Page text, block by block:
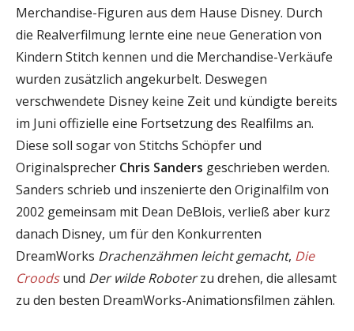
Merchandise-Figuren aus dem Hause Disney. Durch
die Realverfilmung lernte eine neue Generation von
Kindern Stitch kennen und die Merchandise-Verkäufe
wurden zusätzlich angekurbelt. Deswegen
verschwendete Disney keine Zeit und kündigte bereits
im Juni offizielle eine Fortsetzung des Realfilms an.
Diese soll sogar von Stitchs Schöpfer und
Originalsprecher Chris Sanders geschrieben werden.
Sanders schrieb und inszenierte den Originalfilm von
2002 gemeinsam mit Dean DeBlois, verließ aber kurz
danach Disney, um für den Konkurrenten
DreamWorks Drachenzähmen leicht gemacht, Die
Croodsund Der wilde Roboterzu drehen, die allesamt
zu den besten DreamWorks-Animationsfilmen zählen.